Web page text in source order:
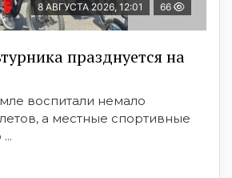
8 АВГУСТА 2026, 12:01 66
празднуется на
воспитали немало
а местные спортивные